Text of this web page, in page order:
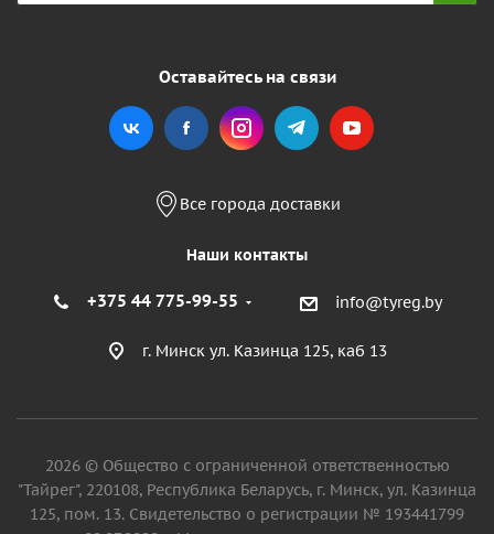
Оставайтесь на связи
Все города доставки
Наши контакты
+375 44 775-99-55 info@tyreg.by
г. Минск ул. Казинца 125, каб 13
2026 © Общество с ограниченной ответственностью
"Тайрег", 220108, Республика Беларусь, г. Минск, ул. Казинца
125, пом. 13. Свидетельство о регистрации № 193441799